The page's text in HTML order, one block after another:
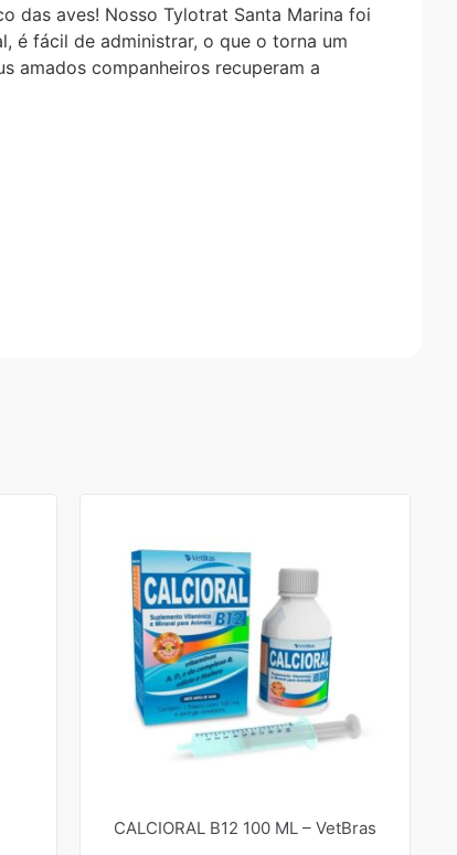
das aves! Nosso Tylotrat Santa Marina foi
é fácil de administrar, o que o torna um
amados companheiros recuperam a
CALCIORAL B12 100 ML – VetBras